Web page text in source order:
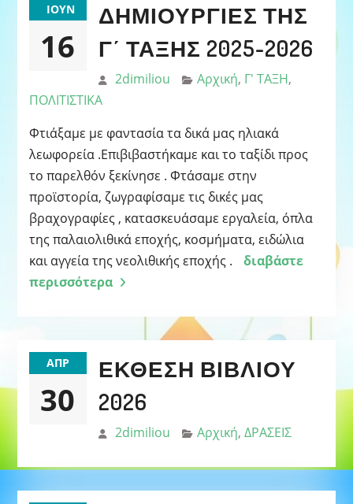
ΙΟΎΝ
16
ΔΗΜΙΟΥΡΓΊΕΣ ΤΗΣ
Γ΄ ΤΆΞΗΣ 2025-2026
2dimiliou Αρχική, Γ' ΤΑΞΗ,
ΠΟΛΙΤΙΣΤΙΚΑ
Φτιάξαμε με φαντασία τα δικά μας ηλιακά
λεωφορεία .Επιβιβαστήκαμε και το ταξίδι προς
το παρελθόν ξεκίνησε . Φτάσαμε στην
προϊστορία, ζωγραφίσαμε τις δικές μας
βραχογραφίες , κατασκευάσαμε εργαλεία, όπλα
της παλαιολιθικά εποχής, κοσμήματα, ειδώλια
και αγγεία της νεολιθικής εποχής .
διαβάστε
περισσότερα
ΑΠΡ
30
ΈΚΘΕΣΗ ΒΙΒΛΊΟΥ
2026
2dimiliou Αρχική, ΔΡΑΣΕΙΣ